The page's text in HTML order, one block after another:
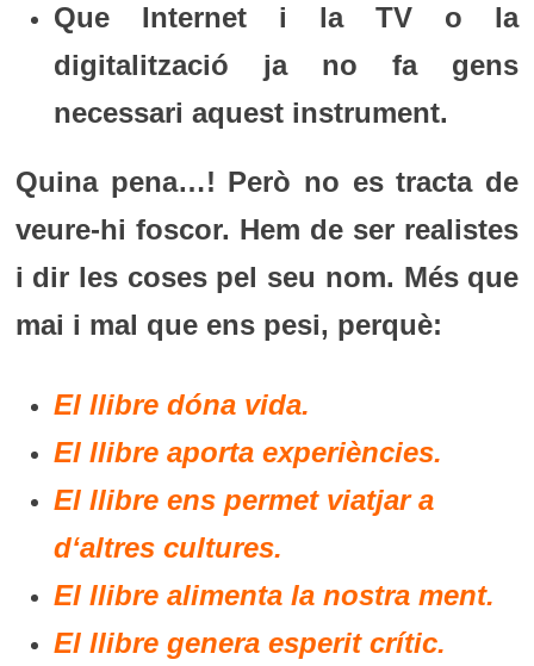
Que Internet i la TV o la
digitalització ja no fa gens
necessari aquest instrument.
Quina pena…! Però no es tracta de
veure-hi foscor. Hem de ser realistes
i dir les coses pel seu nom. Més que
mai i mal que ens pesi, perquè:
El llibre dóna vida.
El llibre aporta experiències.
El llibre ens permet viatjar a
d‘altres cultures.
El llibre alimenta la nostra ment.
El llibre genera esperit crític.